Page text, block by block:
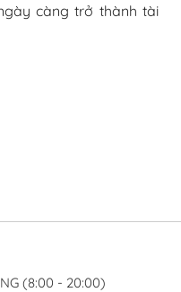
càng trở thành tài
(8:00 - 20:00)